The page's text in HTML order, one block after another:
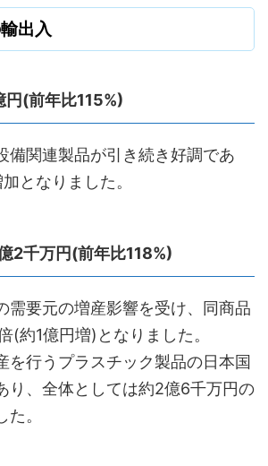
出入
(前年比115%)
備関連製品が引き続き好調であ
となりました。
千万円(前年比118%)
需要元の増産影響を受け、同商品
(約1億円増)となりました。
を行うプラスチック製品の日本国
り、全体としては約2億6千万円の
。